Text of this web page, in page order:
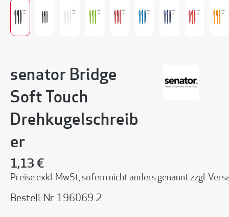
senator Bridge
Soft Touch
Drehkugelschreib
er
1,13 €
Preise exkl. MwSt, sofern nicht anders genannt zzgl.
Bestell-Nr. 196069.2